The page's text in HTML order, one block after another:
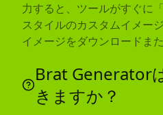
力すると、ツールがすぐに
スタイルのカスタムイメー
イメージをダウンロードま
Brat Generator
きますか？